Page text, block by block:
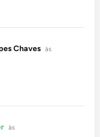
Chaves disse:
às
disse:
às